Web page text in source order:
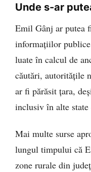
Unde s-ar
Emil Gânj ar putea
informațiilor
luate în calcul de
căutări, autoritățile
ar fi părăsit țara,
inclusiv în alte state
Mai multe surse
lungul timpului că
zone rurale din